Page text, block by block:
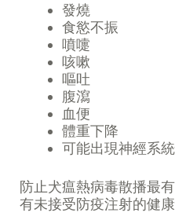
發燒
食慾不振
噴嚏
咳嗽
嘔吐
腹瀉
血便
體重下降
可能出現神經系
防止犬瘟熱病毒散播最
有未接受防疫注射的健